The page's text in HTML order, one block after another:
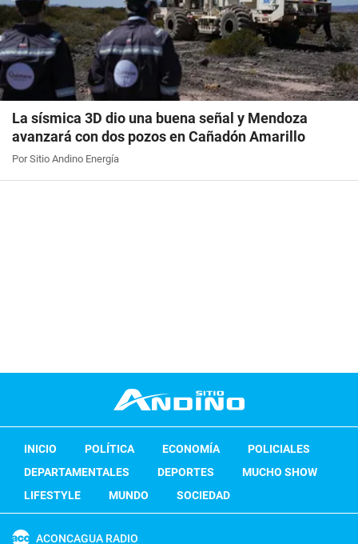
La sísmica 3D dio una buena señal y Mendoza
avanzará con dos pozos en Cañadón Amarillo
Por Sitio Andino Energía
INICIO POLÍTICA ECONOMÍA
POLICIALES
DEPARTAMENTALES
DEPORTES
MUCHO SHOW
LIFESTYLE
MUNDO SOCIEDAD
ACONCAGUA RADIO